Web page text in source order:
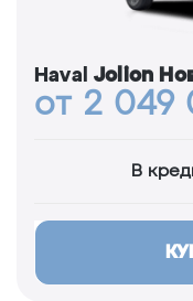
Haval Jolion
от 2 049
В